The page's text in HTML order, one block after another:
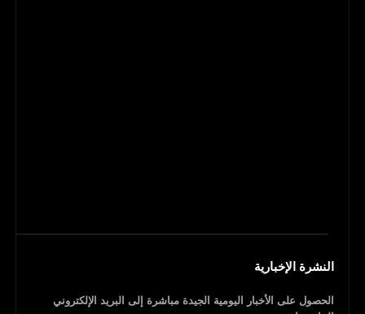
النشرة الإخبارية
الحصول على الأخبار اليومية الجيدة مباشرة إلى البريد الإلكتروني